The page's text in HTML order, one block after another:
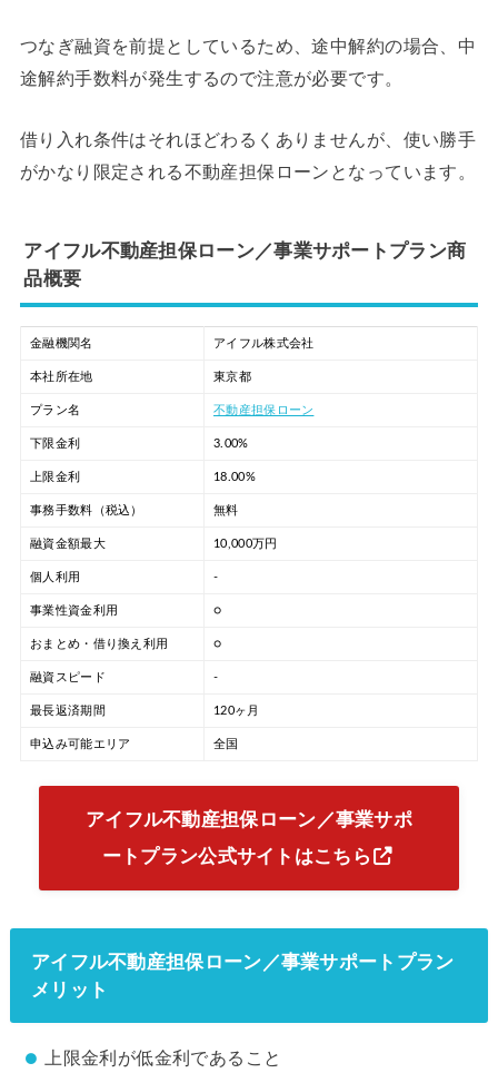
つなぎ融資を前提としているため、途中解約の場合、中
途解約手数料が発生するので注意が必要です。
借り入れ条件はそれほどわるくありませんが、使い勝手
がかなり限定される不動産担保ローンとなっています。
アイフル不動産担保ローン／事業サポートプラン商
品概要
金融機関名 アイフル株式会社
本社所在地 東京都
プラン名 不動産担保ローン
下限金利 3.00%
上限金利 18.00%
事務手数料（税込） 無料
融資金額最大 10,000万円
個人利用 -
事業性資金利用 ○
おまとめ・借り換え利用 ○
融資スピード -
最長返済期間 120ヶ月
申込み可能エリア 全国
アイフル不動産担保ローン／事業サポ
ートプラン公式サイトはこちら
アイフル不動産担保ローン／事業サポートプラン
メリット
上限金利が低金利であること